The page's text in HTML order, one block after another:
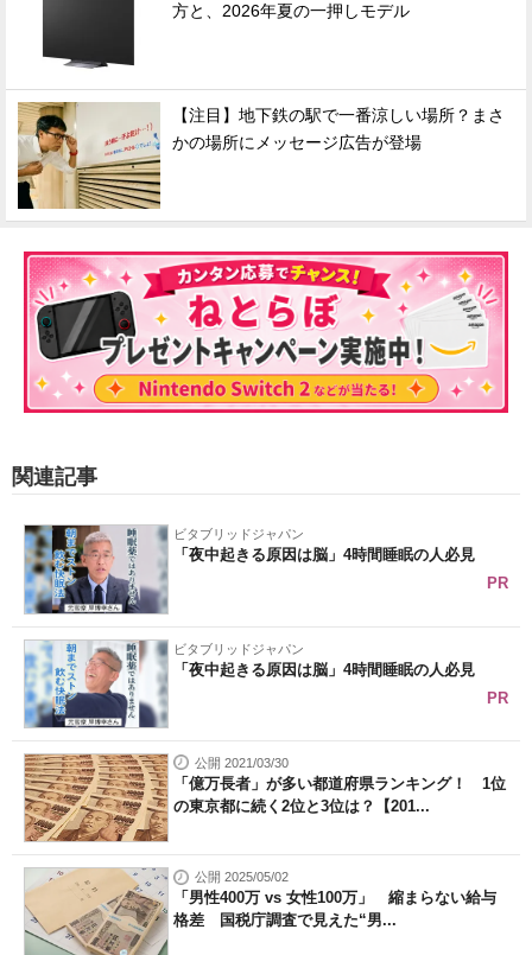
方と、2026年夏の一押しモデル
【注目】地下鉄の駅で一番涼しい場所？まさ
かの場所にメッセージ広告が登場
関連記事
ビタブリッドジャパン
「夜中起きる原因は脳」4時間睡眠の人必見
PR
ビタブリッドジャパン
「夜中起きる原因は脳」4時間睡眠の人必見
PR
公開 2021/03/30
「億万長者」が多い都道府県ランキング！ 1位
の東京都に続く2位と3位は？【201...
公開 2025/05/02
「男性400万 vs 女性100万」 縮まらない給与
格差 国税庁調査で見えた“男...